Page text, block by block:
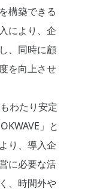
構築できる
により、企
、同時に顧
を向上させ
わたり安定
」と
り、導入企
に必要な活
、時間外や